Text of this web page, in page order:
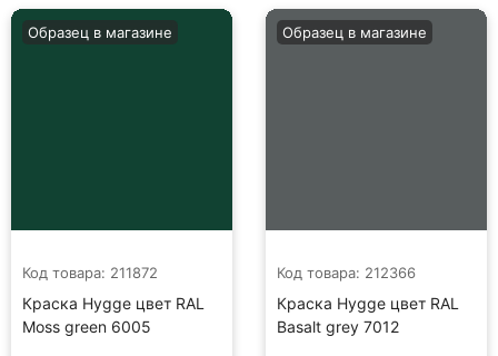
Код товара: 211872
Краска Hygge цвет RAL
Moss green 6005
Образец в магазине
Код товара: 212366
Краска Hygge цвет RAL
Basalt grey 7012
Образец в магазине